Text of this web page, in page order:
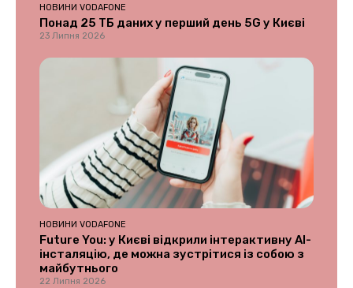
НОВИНИ VODAFONE
Понад 25 ТБ даних у перший день 5G у Києві
23 Липня 2026
НОВИНИ VODAFONE
Future You: у Києві відкрили інтерактивну AI-
інсталяцію, де можна зустрітися із собою з
майбутнього
22 Липня 2026